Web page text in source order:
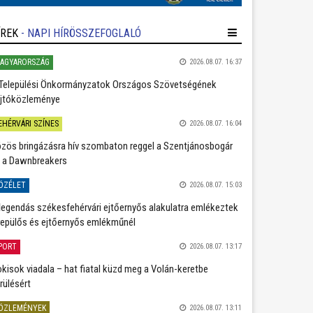
- NAPI HÍRÖSSZEFOGLALÓ
2026.08.07. 16:37
Önkormányzatok Országos Szövetségének
SZÍNES 2026.08.07. 16:04
bringázásra hív szombaton reggel a Szentjánosbogár
Dawnbreakers
2026.08.07. 15:03
székesfehérvári ejtőernyős alakulatra emlékeztek
és ejtőernyős emlékműnél
2026.08.07. 13:17
viadala – hat fiatal küzd meg a Volán-keretbe
2026.08.07. 13:11